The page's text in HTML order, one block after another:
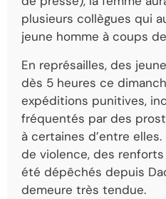
plusieurs collègues qui
jeune homme à coups
En représailles, des
dès 5 heures ce
expéditions punitives,
fréquentés par des
à certaines d’entre
de violence, des
été dépêchés depuis
demeure très tendue.